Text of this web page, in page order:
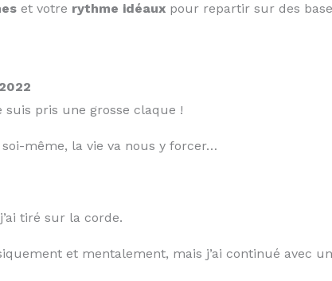
et votre rythme idéauxpour repartir sur des
suis pris une grosse claque !
même, la vie va nous y forcer…
tiré sur la corde.
et mentalement, mais j’ai continué avec